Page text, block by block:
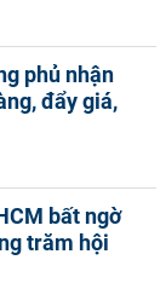
phủ nhận
đẩy giá,
bất ngờ
trăm hội